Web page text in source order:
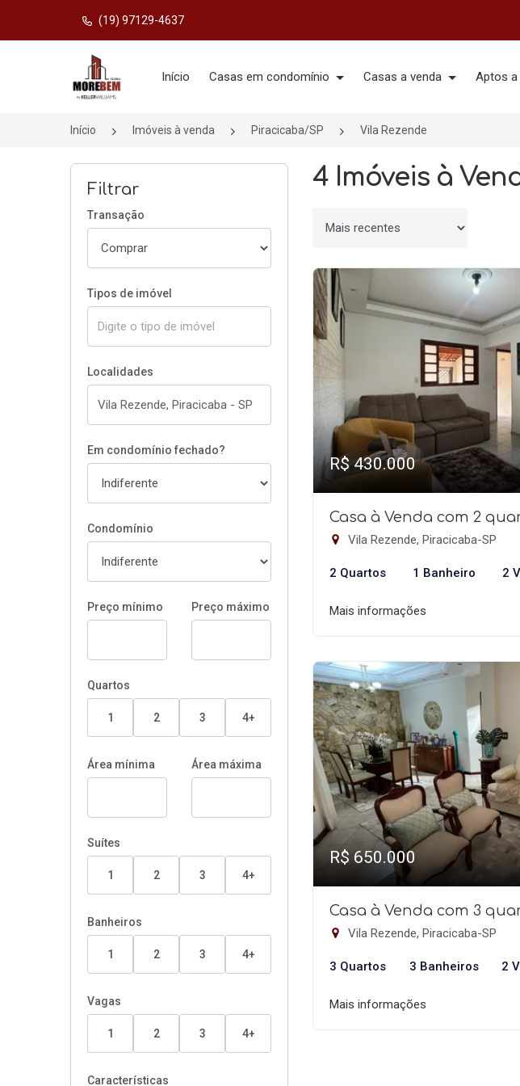
(19) 97129-4637
Página inicial
Início Casas em condomínio Casas a venda Aptos a
Início Imóveis à venda Piracicaba/SP Vila Rezende
Filtrar
Transação
Tipos de imóvel
Localidades
Em condomínio fechado?
Condomínio
Preço mínimo Preço máximo
Quartos
1 2 3 4+
Área mínima Área máxima
Suítes
1 2 3 4+
Banheiros
1 2 3 4+
Vagas
1 2 3 4+
Características
4 Imóveis à
Ordenar por
R$ 430.000
Casa à Venda com 2
Vila Rezende, Piracicaba-SP
2 Quartos 1 Banheiro 2
Mais informações
R$ 650.000
Casa à Venda com 3
Vila Rezende, Piracicaba-SP
3 Quartos 3 Banheiros 2
Mais informações